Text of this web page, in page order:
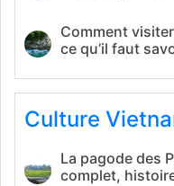
Comment
ce qu’il faut
Culture
La pagode des
complet,